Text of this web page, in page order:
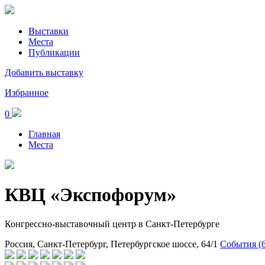
Выставки
Места
Публикации
Добавить выставку
Избранное
0
Главная
Места
КВЦ «Экспофорум»
Конгрессно-выставочный центр в Санкт-Петербурге
Россия, Санкт-Петербург, Петербургское шоссе, 64/1 События